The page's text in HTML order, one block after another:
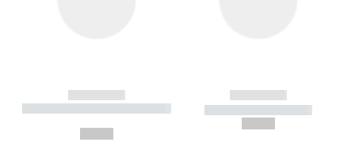
------------
----------- ----------- --------
------------
----------- -----------